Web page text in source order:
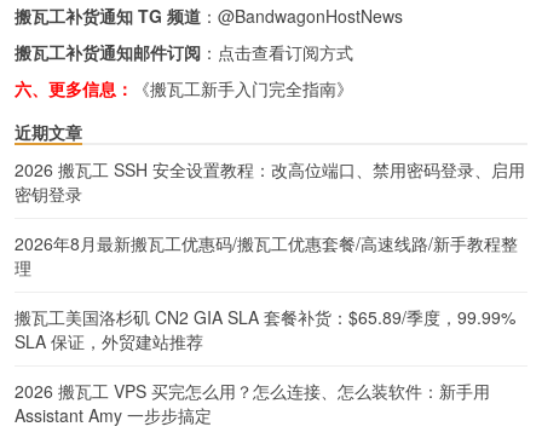
搬瓦工补货通知 TG 频道 ： @BandwagonHostNews
搬瓦工补货通知邮件订阅 ： 点击查看订阅方式
六、更多信息：
《搬瓦工新手入门完全指南》
近期文章
2026 搬瓦工 SSH 安全设置教程：改高位端口、禁用密码登录、启用
密钥登录
2026年8月最新搬瓦工优惠码/搬瓦工优惠套餐/高速线路/新手教程整
理
搬瓦工美国洛杉矶 CN2 GIA SLA 套餐补货：$65.89/季度，99.99%
SLA 保证，外贸建站推荐
2026 搬瓦工 VPS 买完怎么用？怎么连接、怎么装软件：新手用
Assistant Amy 一步步搞定